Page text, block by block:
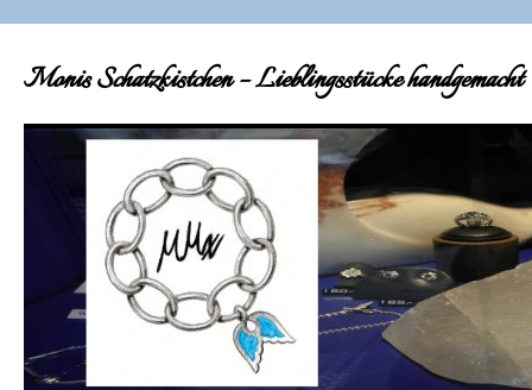
springen
Monis Schatzkistchen – Lieblingsstücke handgemacht